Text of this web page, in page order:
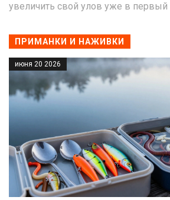
увеличить свой улов уже в первый
ПРИМАНКИ И НАЖИВКИ
июня 20 2026